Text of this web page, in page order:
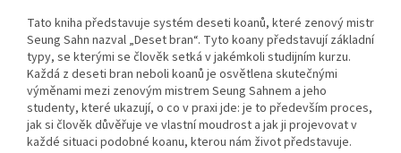
Tato kniha představuje systém deseti koanů, které zenový mistr
Seung Sahn nazval „Deset bran“. Tyto koany představují základní
typy, se kterými se člověk setká v jakémkoli studijním kurzu.
Každá z deseti bran neboli koanů je osvětlena skutečnými
výměnami mezi zenovým mistrem Seung Sahnem a jeho
studenty, které ukazují, o co v praxi jde: je to především proces,
jak si člověk důvěřuje ve vlastní moudrost a jak ji projevovat v
každé situaci podobné koanu, kterou nám život představuje.